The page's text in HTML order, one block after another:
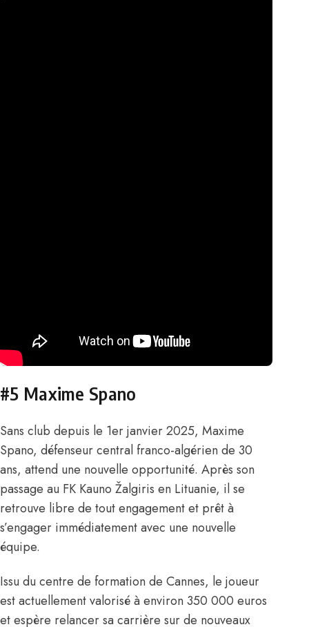
#5 Maxime Spano
Sans club depuis le 1er janvier 2025, Maxime
Spano, défenseur central franco-algérien de 30
ans, attend une nouvelle opportunité. Après son
passage au FK Kauno Žalgiris en Lituanie, il se
retrouve libre de tout engagement et prêt à
s’engager immédiatement avec une nouvelle
équipe.
Issu du centre de formation de Cannes, le joueur
est actuellement valorisé à environ 350 000 euros
et espère relancer sa carrière sur de nouveaux